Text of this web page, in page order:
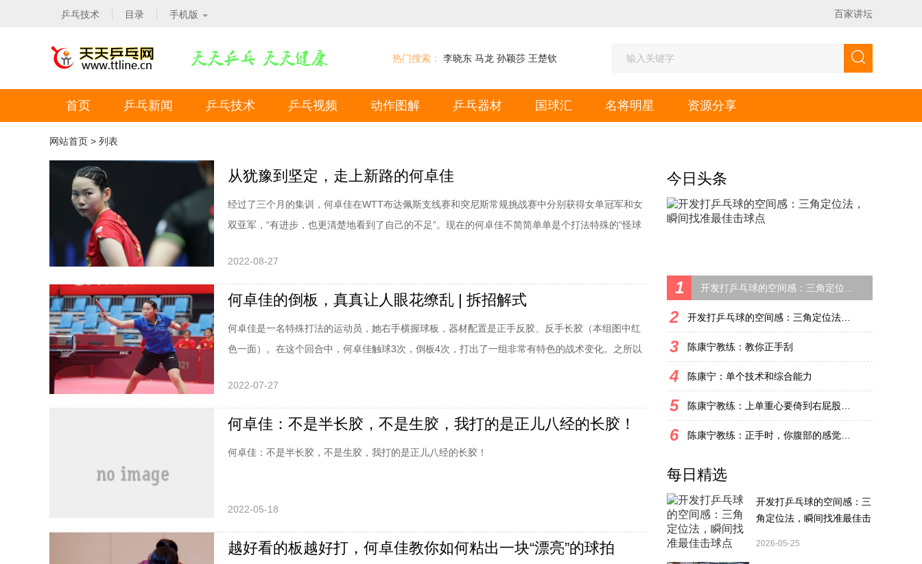
乒乓技术 目录 手机版 百家讲坛
热门搜索： 李晓东 马龙 孙颖莎 王楚钦
首页 乒乓新闻 乒乓技术 乒乓视频 动作图解 乒乓器材 国球汇 名将明星 资源分享
网站首页 > 列表
从犹豫到坚定，走上新路的何卓佳
经过了三个月的集训，何卓佳在WTT布达佩斯支线赛和突尼斯常规挑战赛中分别获得女单冠军和女
双亚军，“有进步，也更清楚地看到了自己的不足”。现在的何卓佳不简简单单是个打法特殊的“怪球
了自己的性格，在训练和比赛中加强进攻；她打出了一个从犹豫到坚定、全新的何卓佳。“这个过程
很难，我在训练中加强进攻有一段时间了，练得很
2022-08-27
何卓佳的倒板，真真让人眼花缭乱 | 拆招解式
何卓佳是一名特殊打法的运动员，她右手横握球板，器材配置是正手反胶、反手长胶（本组图中红
色一面）。在这个回合中，何卓佳触球3次，倒板4次，打出了一组非常有特色的战术变化。之所以
胶胶皮的特性，长胶的使用者一般都会陷入比较被动的局面。何卓佳深知陈梦的技战术实力很强，
所以不得不通过一些非常规的倒板变化，打出异于平常的节奏
2022-07-27
何卓佳：不是半长胶，不是生胶，我打的是正儿八经的长胶！
何卓佳：不是半长胶，不是生胶，我打的是正儿八经的长胶！
2022-05-18
越好看的板越好打，何卓佳教你如何粘出一块“漂亮”的球拍
今日头条
1
2
3 陈康宁教练：教你正手刮
4 陈康宁：单个技术和综合能力
5
6
每日精选
开发打乒乓球的空间感：三
角定位法，瞬间找准最佳击
2026-05-25